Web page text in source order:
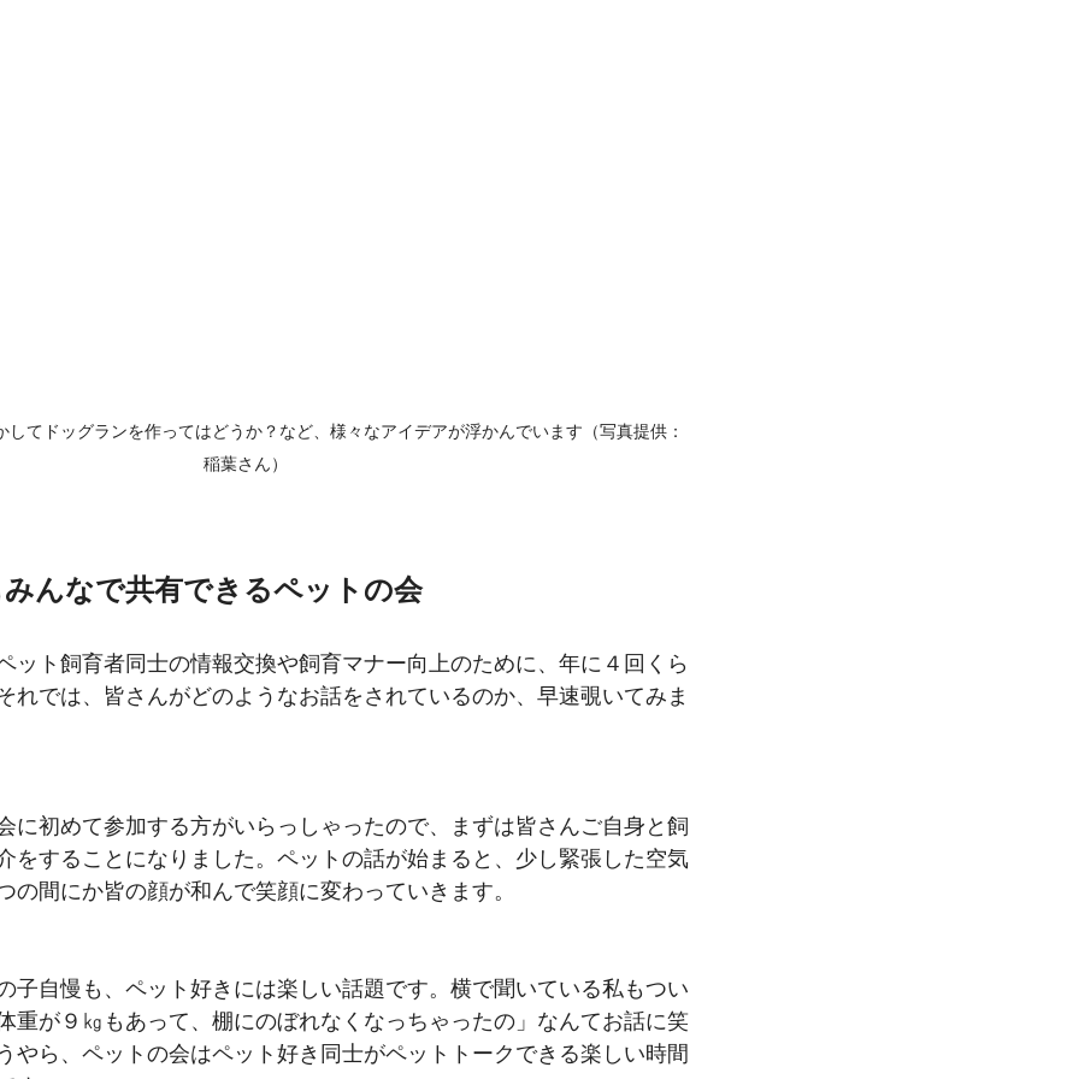
してドッグランを作ってはどうか？など、様々なアイデアが浮かんでいます（写真提供：
稲葉さん）
んなで共有できるペットの会
ット飼育者同士の情報交換や飼育マナー向上のために、年に４回くら
れでは、 皆さんがどのようなお話をされているのか、早速覗いてみま
に初めて参加する方がいらっしゃったので、まずは皆さんご自身と飼
をすることになりました。ペットの話が始まると、少し緊張した空気
の間にか皆の顔が和んで笑顔に変わっていきます。
子自慢も、ペット好きには楽しい話題です。横で聞いている私もつい
重が９㎏もあって、棚にのぼれなくなっちゃったの」なんてお話に笑
やら、ペットの会はペット好き同士がペットトークできる楽しい時間